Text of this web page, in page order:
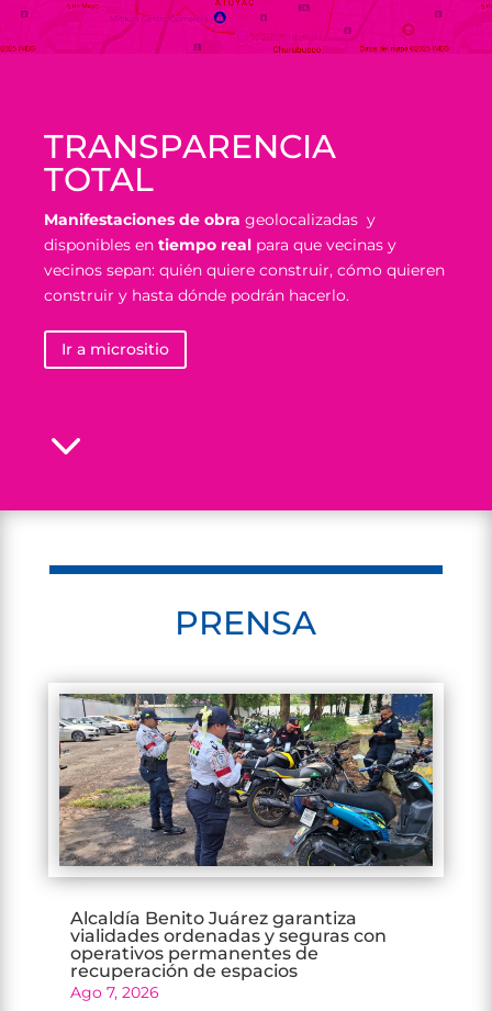
TRANSPARENCIA
TOTAL
Manifestaciones de obra geolocalizadas y
disponibles en tiempo real para que vecinas y
vecinos sepan: quién quiere construir, cómo quieren
construir y hasta dónde podrán hacerlo.
Ir a micrositio
3
PRENSA
Alcaldía Benito Juárez garantiza
vialidades ordenadas y seguras con
operativos permanentes de
recuperación de espacios
Ago 7, 2026